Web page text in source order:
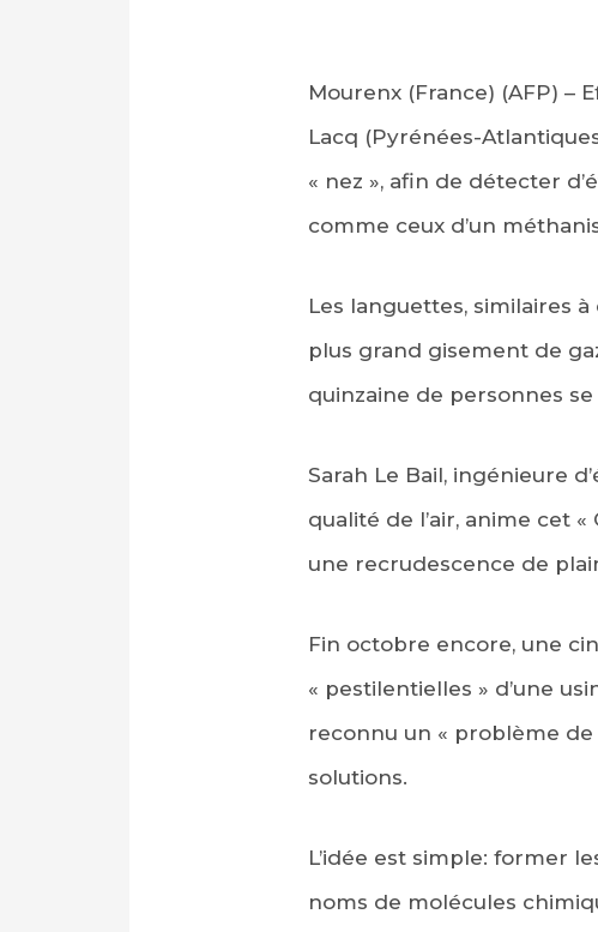
Mourenx (France) (AFP) –
Lacq (Pyrénées-
« nez », afin de détecter
comme ceux d’un
Les languettes, similaires
plus grand gisement de
quinzaine de personnes
Sarah Le Bail, ingénieure
qualité de l’air, anime cet
une recrudescence de
Fin octobre encore, une
« pestilentielles » d’une
reconnu un « problème
solutions.
L’idée est simple: former
noms de molécules